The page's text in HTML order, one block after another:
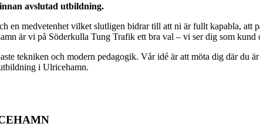
avslutad utbildning.
medvetenhet vilket slutligen bidrar till att ni är fullt kapabla, att
är vi på Söderkulla Tung Trafik ett bra val – vi ser dig som kund
tekniken och modern pedagogik. Vår idé är att möta dig där du
i Ulricehamn.